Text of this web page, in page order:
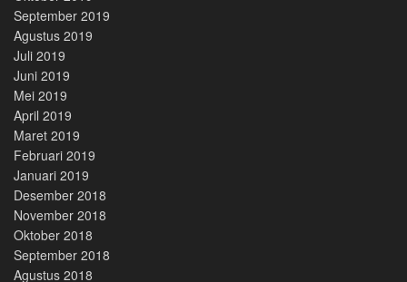
September 2019
Agustus 2019
Juli 2019
Juni 2019
Mei 2019
April 2019
Maret 2019
Februari 2019
Januari 2019
Desember 2018
November 2018
Oktober 2018
September 2018
Agustus 2018